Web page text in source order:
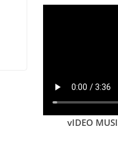
vIDEO